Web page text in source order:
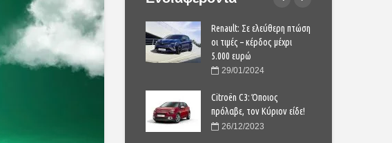
Dacia Sandero με το κλειδί
στο χέρι μόνο 15.900 ευρώ
04/08/2024
Renault: Σε ελεύθερη πτώση
οι τιμές – κέρδος μέχρι
5.000 ευρώ
29/01/2024
Citroën C3: Όποιος
πρόλαβε, τον Κύριον είδε!
26/12/2023